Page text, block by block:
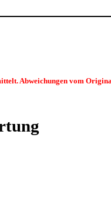
Abweichungen vom